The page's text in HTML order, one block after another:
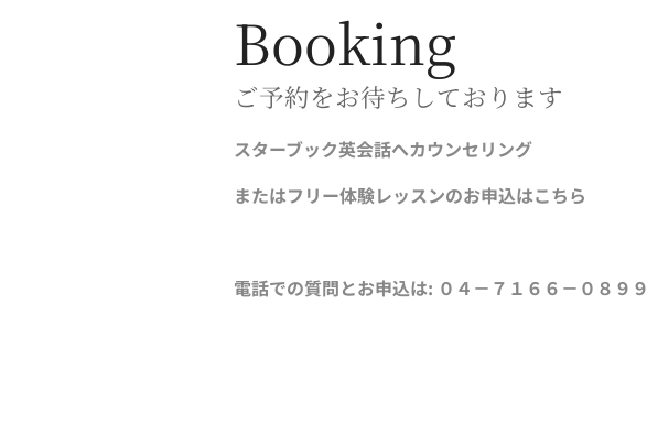
Booking
ご予約をお待ちしております
スターブック英会話へカウンセリング
またはフリー体験レッスンのお申込はこちら
電話での質問とお申込は: ０４－７１６６－０８９９